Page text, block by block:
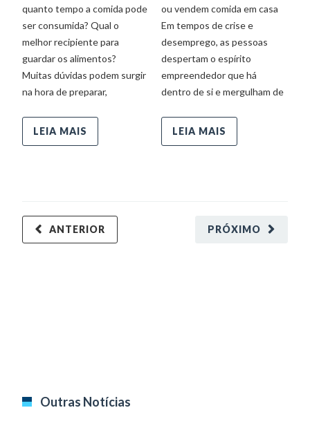
quanto tempo a comida pode
ser consumida? Qual o
melhor recipiente para
guardar os alimentos?
Muitas dúvidas podem surgir
na hora de preparar,
LEIA MAIS
ou vendem comida em casa
Em tempos de crise e
desemprego, as pessoas
despertam o espírito
empreendedor que há
dentro de si e mergulham de
LEIA MAIS
PRÓXIMO
ANTERIOR
Outras Notícias